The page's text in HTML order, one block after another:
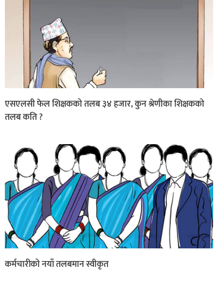
एसएलसी फेल शिक्षकको तलब ३४ हजार, कुन श्रेणीका शिक्षकको
तलब कति ?
कर्मचारीको नयाँ तलबमान स्वीकृत